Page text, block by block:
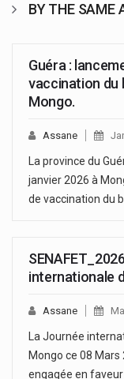
BY THE SAME
Guéra :
vaccination du
Mongo.
Assane
La province du
janvier 2026 à
de vaccination du
internationale
Assane
La Journée
Mongo ce 08
engagée en